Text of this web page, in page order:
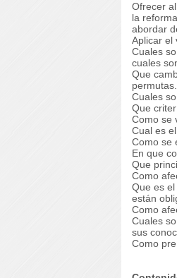
Ofrecer
la
abordar
Aplicar el
Cuales
cuales
Que
permutas.
Cuales
Que
Como se
Cual es
Como se
En que
Que
Como
Que es
están
Como
Cuales
sus
Como